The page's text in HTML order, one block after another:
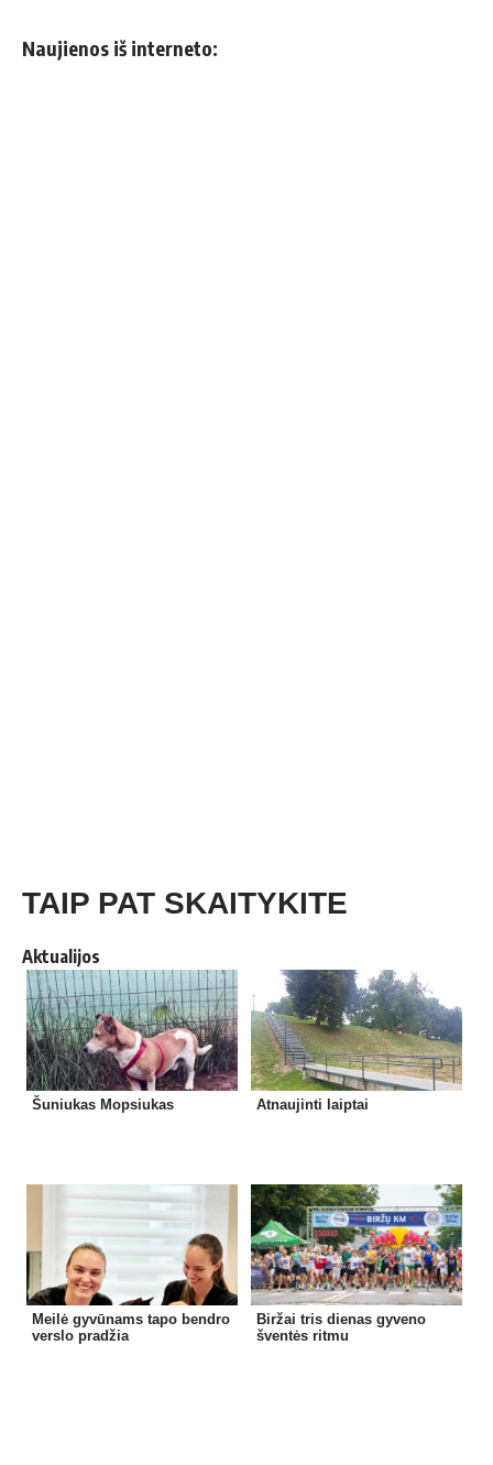
Naujienos iš interneto:
TAIP PAT SKAITYKITE
Aktualijos
Šuniukas Mopsiukas Atnaujinti laiptai
Meilė gyvūnams tapo bendro
verslo pradžia
Biržai tris dienas gyveno
šventės ritmu